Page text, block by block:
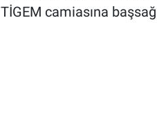
TİGEM camiasına